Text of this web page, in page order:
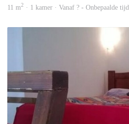
11 m2 · 1 kamer · Vanaf ? - Onbepaalde tijd